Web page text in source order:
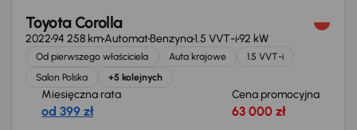
Toyota Corolla
202294 258 kmAutomatBenzyna1.5 VVT-i92 kW
Od pierwszego właściciela Auta krajowe
1.5 VVT-i
Salon Polska
+5 kolejnych
Miesięczna rata
od 399 zł
Cena promocyjna
63 000 zł